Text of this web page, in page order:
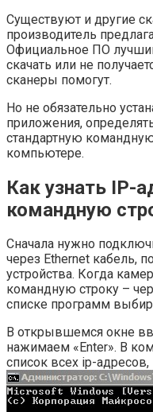
Существуют и другие
производитель
Официальное ПО
скачать или не
сканеры помогут.
Но не обязательно
приложения,
стандартную
компьютере.
Как узнать IP-
командную
Сначала нужно
через Ethernet кабель,
устройства. Когда
командную строку –
списке программ
В открывшемся окне
нажимаем «Enter». В
список всех ip-